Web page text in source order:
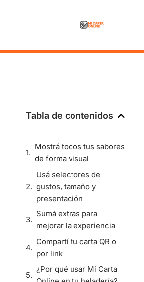
Tabla de contenidos
Mostrá todos tus sabores
de forma visual
Usá selectores de
gustos, tamaño y
presentación
Sumá extras para
mejorar la experiencia
Compartí tu carta QR o
por link
¿Por qué usar Mi Carta